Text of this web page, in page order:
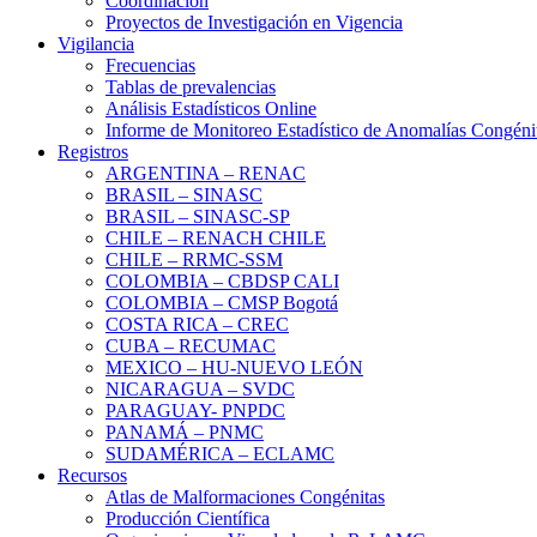
Proyectos de Investigación en Vigencia
Vigilancia
Frecuencias
Tablas de prevalencias
Análisis Estadísticos Online
Informe de Monitoreo Estadístico de Anomalías
Registros
ARGENTINA – RENAC
BRASIL – SINASC
BRASIL – SINASC-SP
CHILE – RENACH CHILE
CHILE – RRMC-SSM
COLOMBIA – CBDSP CALI
COLOMBIA – CMSP Bogotá
COSTA RICA – CREC
CUBA – RECUMAC
MEXICO – HU-NUEVO LEÓN
NICARAGUA – SVDC
PARAGUAY- PNPDC
PANAMÁ – PNMC
SUDAMÉRICA – ECLAMC
Recursos
Atlas de Malformaciones Congénitas
Producción Científica